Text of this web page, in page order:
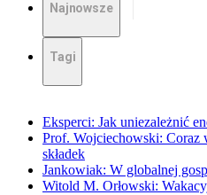
Najnowsze
Tagi
Eksperci: Jak uniezależnić
Prof. Wojciechowski: Coraz
składek
Jankowiak: W globalnej
Witold M. Orłowski: